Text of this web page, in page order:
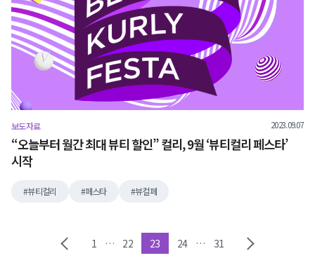
보도자료 2023.09.07
“오늘부터 월간 최대 뷰티 할인” 컬리, 9월 ‘뷰티컬리 페스타’
시작
뷰티컬리 페스타 뷰컬페
1 … 22 23 24 … 31